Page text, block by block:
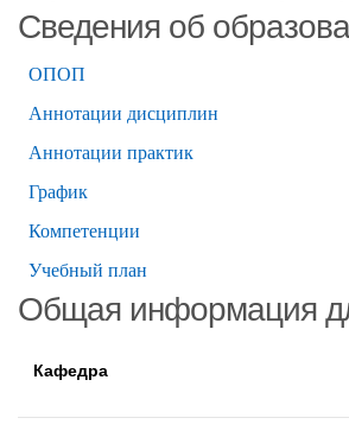
Сведения об
ОПОП
Аннотации дисциплин
Аннотации практик
График
Компетенции
Учебный план
Общая информация
Кафедра